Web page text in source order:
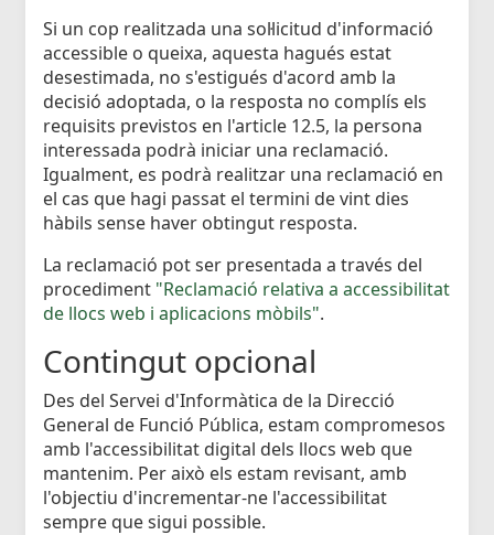
Si un cop realitzada una sol·licitud d'informació
accessible o queixa, aquesta hagués estat
desestimada, no s'estigués d'acord amb la
decisió adoptada, o la resposta no complís els
requisits previstos en l'article 12.5, la persona
interessada podrà iniciar una reclamació.
Igualment, es podrà realitzar una reclamació en
el cas que hagi passat el termini de vint dies
hàbils sense haver obtingut resposta.
La reclamació pot ser presentada a través del
procediment "Reclamació relativa a accessibilitat
de llocs web i aplicacions mòbils".
Contingut opcional
Des del Servei d'Informàtica de la Direcció
General de Funció Pública, estam compromesos
amb l'accessibilitat digital dels llocs web que
mantenim. Per això els estam revisant, amb
l'objectiu d'incrementar-ne l'accessibilitat
sempre que sigui possible.